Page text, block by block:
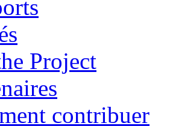
Project
contribuer